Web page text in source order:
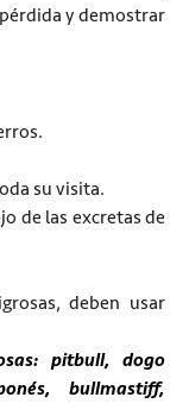
y demostrar
su visita.
de las excretas de
deben usar
pitbull, dogo
bullmastiff,